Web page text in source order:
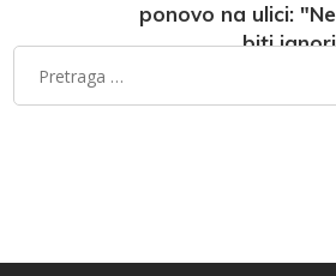
ponovo na ulici:
biti